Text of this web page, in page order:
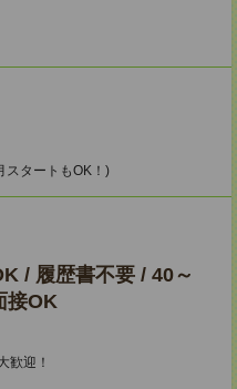
スタートもOK！)
/ 履歴書不要 / 40～
接OK
歓迎！